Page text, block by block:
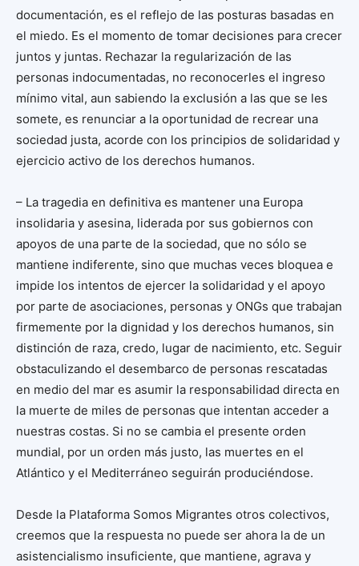
documentación, es el reflejo de las posturas basadas en
el miedo. Es el momento de tomar decisiones para crecer
juntos y juntas. Rechazar la regularización de las
personas indocumentadas, no reconocerles el ingreso
mínimo vital, aun sabiendo la exclusión a las que se les
somete, es renunciar a la oportunidad de recrear una
sociedad justa, acorde con los principios de solidaridad y
ejercicio activo de los derechos humanos.
– La tragedia en definitiva es mantener una Europa
insolidaria y asesina, liderada por sus gobiernos con
apoyos de una parte de la sociedad, que no sólo se
mantiene indiferente, sino que muchas veces bloquea e
impide los intentos de ejercer la solidaridad y el apoyo
por parte de asociaciones, personas y ONGs que trabajan
firmemente por la dignidad y los derechos humanos, sin
distinción de raza, credo, lugar de nacimiento, etc. Seguir
obstaculizando el desembarco de personas rescatadas
en medio del mar es asumir la responsabilidad directa en
la muerte de miles de personas que intentan acceder a
nuestras costas. Si no se cambia el presente orden
mundial, por un orden más justo, las muertes en el
Atlántico y el Mediterráneo seguirán produciéndose.
Desde la Plataforma Somos Migrantes otros colectivos,
creemos que la respuesta no puede ser ahora la de un
asistencialismo insuficiente, que mantiene, agrava y